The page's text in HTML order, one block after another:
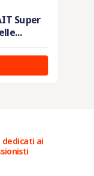
Super
dedicati ai